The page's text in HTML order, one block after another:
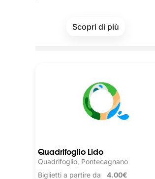
Quadrifoglio Lido
Quadrifoglio, Pontecagnano
Biglietti a partire da 4.00€
Scopri di più